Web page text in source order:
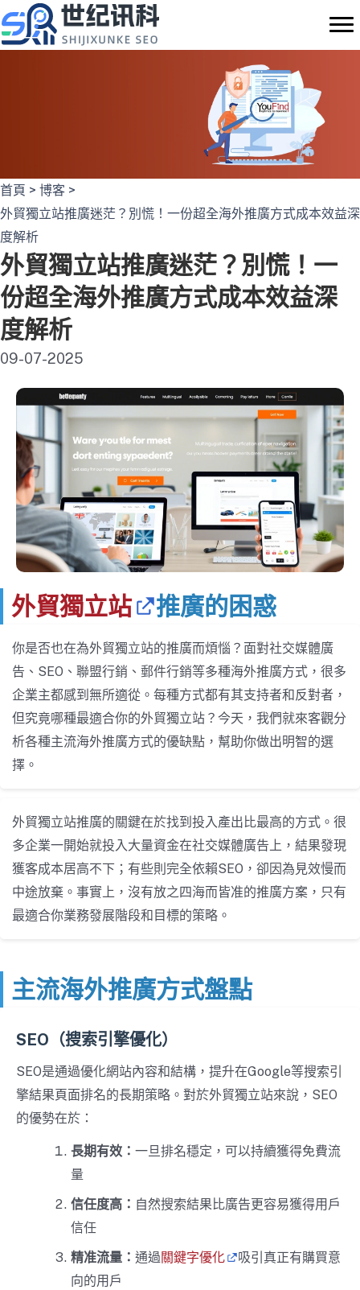
to
content
首頁 > 博客 >
外貿獨立站推廣迷茫？別慌！一份超全海外推廣方式成本效益深
度解析
外貿獨立站推廣迷茫？別慌！一
份超全海外推廣方式成本效益深
度解析
09-07-2025
外貿獨立站 推廣的困惑
你是否也在為外貿獨立站的推廣而煩惱？面對社交媒體廣
告、SEO、聯盟行銷、郵件行銷等多種海外推廣方式，很多
企業主都感到無所適從。每種方式都有其支持者和反對者，
但究竟哪種最適合你的外貿獨立站？今天，我們就來客觀分
析各種主流海外推廣方式的優缺點，幫助你做出明智的選
擇。
外貿獨立站推廣的關鍵在於找到投入產出比最高的方式。很
多企業一開始就投入大量資金在社交媒體廣告上，結果發現
獲客成本居高不下；有些則完全依賴SEO，卻因為見效慢而
中途放棄。事實上，沒有放之四海而皆准的推廣方案，只有
最適合你業務發展階段和目標的策略。
主流海外推廣方式盤點
SEO（搜索引擎優化）
SEO是通過優化網站內容和結構，提升在Google等搜索引
擎結果頁面排名的長期策略。對於外貿獨立站來說，SEO
的優勢在於：
長期有效： 一旦排名穩定，可以持續獲得免費流
量
信任度高： 自然搜索結果比廣告更容易獲得用戶
信任
精准流量： 通過關鍵字優化
吸引真正有購買意
向的用戶